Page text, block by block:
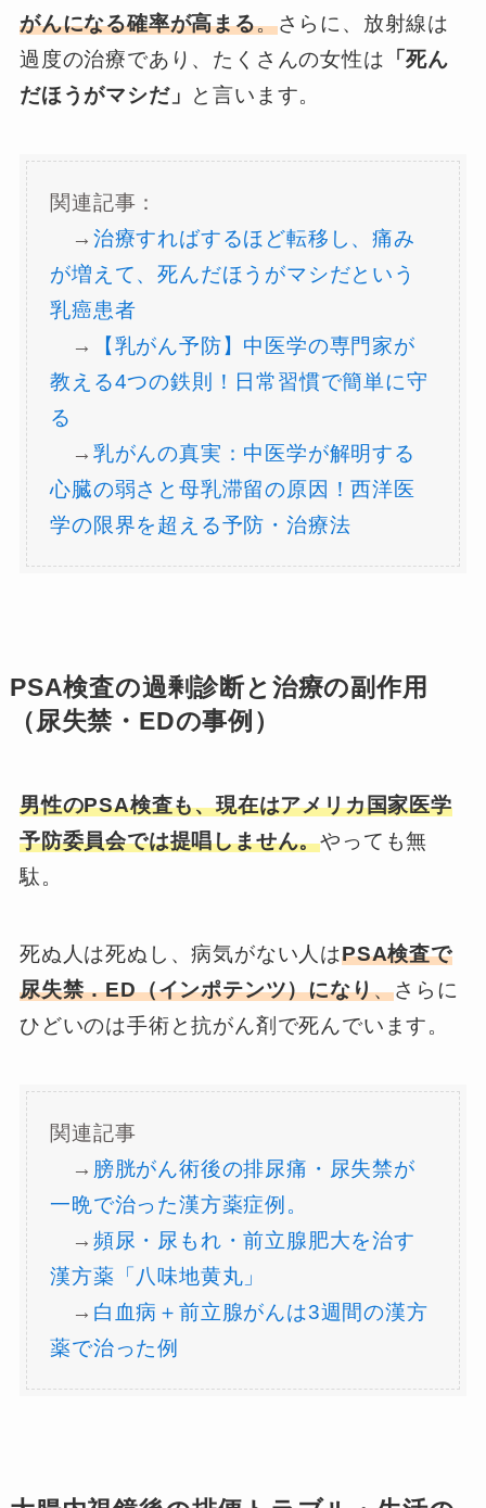
がんになる確率が高まる。さらに、放射線は
過度の治療であり、たくさんの女性は 「死ん
だほうがマシだ」
と言います。
関連記事：
→ 治療すればするほど転移し、痛み
が増えて、死んだほうがマシだという
乳癌患者
→
【乳がん予防】中医学の専門家が
教える4つの鉄則！日常習慣で簡単に守
る
→ 乳がんの真実：中医学が解明する
心臓の弱さと母乳滞留の原因！西洋医
学の限界を超える予防・治療法
PSA検査の過剰診断と治療の副作用
（尿失禁・EDの事例）
男性のPSA検査も、現在はアメリカ国家医学
予防委員会では提唱しません。やっても無
駄。
死ぬ人は死ぬし、病気がない人はPSA検査で
尿失禁．ED（インポテンツ）になり、さらに
ひどいのは手術と抗がん剤で死んでいます。
関連記事
→ 膀胱がん術後の排尿痛・尿失禁が
一晩で治った漢方薬症例。
→ 頻尿・尿もれ・前立腺肥大を治す
漢方薬「八味地黄丸」
→ 白血病＋前立腺がんは3週間の漢方
薬で治った例